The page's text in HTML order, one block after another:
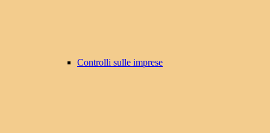
Controlli sulle imprese